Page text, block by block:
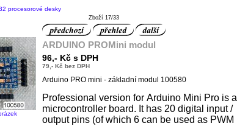
procesorové desky
Zboží 17/33
ARDUINO PROMini modul
96,- Kč s DPH
79,- Kč bez DPH
Arduino PRO mini - základní modul 100580
Professional version for Arduino Mini Pro is a
microcontroller board. It has 20 digital input /
output pins (of which 6 can be used as PWM